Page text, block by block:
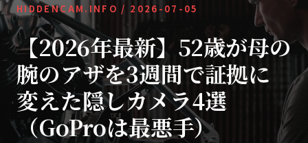
HIDDENCAM.INFO / 2026-07-05
【2026年最新】52歳が母の
腕のアザを3週間で証拠に
変えた隠しカメラ4選
（GoProは最悪手）